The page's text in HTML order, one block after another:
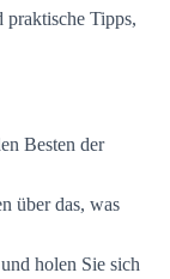
praktische Tipps,
Besten der
über das, was
holen Sie sich